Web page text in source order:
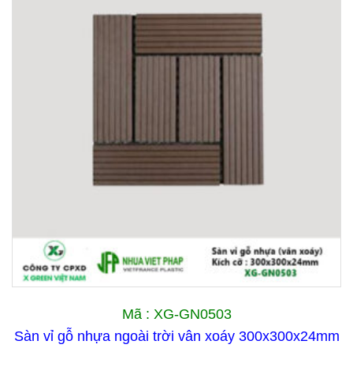
Mã : XG-GN0503
Sàn vỉ gỗ nhựa ngoài trời vân xoáy 300x300x24mm